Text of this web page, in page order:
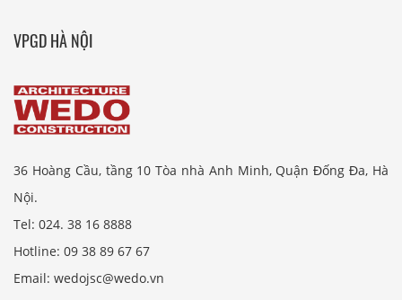
VPGD HÀ NỘI
36 Hoàng Cầu, tầng 10 Tòa nhà Anh Minh, Quận Đống Đa, Hà
Nội.
Tel: 024. 38 16 8888
Hotline: 09 38 89 67 67
Email: wedojsc@wedo.vn